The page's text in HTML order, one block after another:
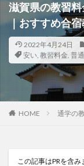
滋賀県の教習
｜おすすめ合
2022年4月24日
安い, 教習料金, 普
HOME 通学の
この記事はPRを含み